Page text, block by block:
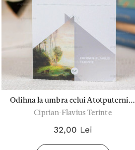
Odihna la umbra celui Atotputernic -
Ciprian-Flavius Terinte
Ciprian-Flavius Terinte
32,00 Lei